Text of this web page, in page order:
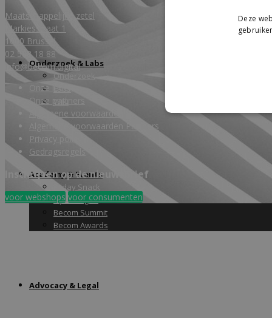
Onderzoek & Labs
Onderzoek
Wiki
Academy & Events
Friday Snack
Opleidingen
Becom Summit
Becom Awards
Advocacy & Legal
Maatschappelijke zetel
Markiesstraat 1
1000 Brussel
02 588 18 88
info@becom.digital
Onze leden
Onze partners
Algemene voorwaarden
Algemene voorwaarden Partners
Privacy policy
Gedragsregels
Inschrijven op de nieuwsbrief
voor webshops voor consumenten
Deze